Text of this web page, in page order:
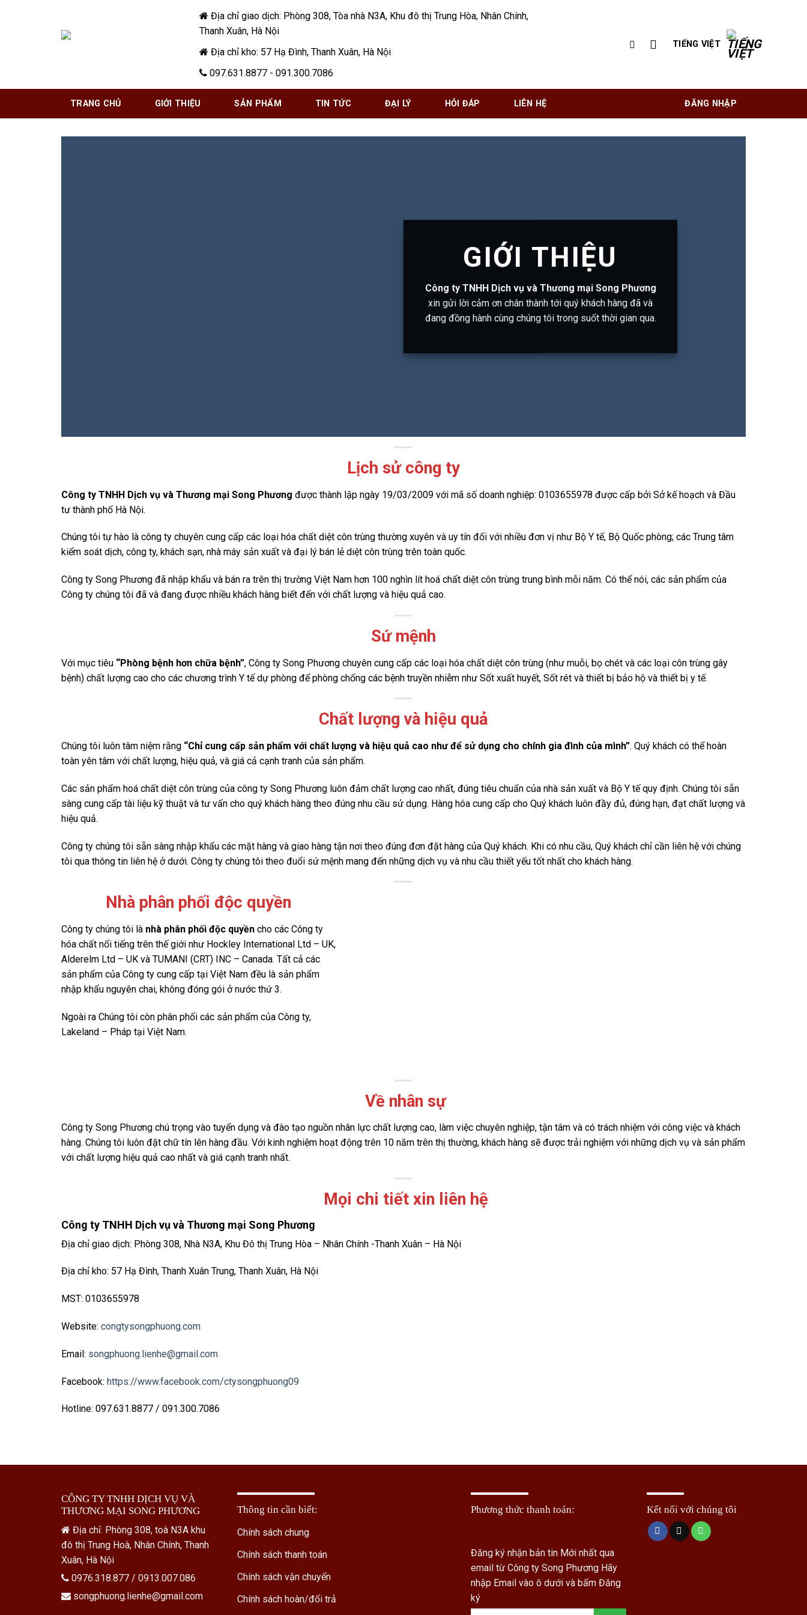
Địa chỉ giao dịch: Phòng 308, Tòa nhà N3A, Khu đô thị Trung Hòa, Nhân Chính,
Thanh Xuân, Hà Nội
Địa chỉ kho: 57 Hạ Đình, Thanh Xuân, Hà Nội
097.631.8877 - 091.300.7086
TIẾNG VIỆT
TRANG CHỦ GIỚI THIỆU SẢN PHẨM TIN TỨC ĐẠI LÝ HỎI ĐÁP LIÊN HỆ ĐĂNG NHẬP
GIỚI THIỆU
Công ty TNHH Dịch vụ và Thương mại Song Phương
xin gửi lời cảm ơn chân thành tới quý khách hàng đã và
đang đồng hành cùng chúng tôi trong suốt thời gian qua.
Lịch sử công ty
Công ty TNHH Dịch vụ và Thương mại Song Phương được thành lập ngày 19/03/2009 với mã số doanh nghiệp: 0103655978 được cấp bởi Sở kế hoạch và Đầu
tư thành phố Hà Nội.
Chúng tôi tự hào là công ty chuyên cung cấp các loại hóa chất diệt côn trùng thường xuyên và uy tín đối với nhiều đơn vị như Bộ Y tế, Bộ Quốc phòng; các Trung tâm
kiểm soát dịch, công ty, khách sạn, nhà máy sản xuất và đại lý bán lẻ diệt côn trùng trên toàn quốc.
Công ty Song Phương đã nhập khẩu và bán ra trên thị trường Việt Nam hơn 100 nghìn lít hoá chất diệt côn trùng trung bình mỗi năm. Có thể nói, các sản phẩm của
Công ty chúng tôi đã và đang được nhiều khách hàng biết đến với chất lượng và hiệu quả cao.
Sứ mệnh
Với mục tiêu “Phòng bệnh hơn chữa bệnh”, Công ty Song Phương chuyên cung cấp các loại hóa chất diệt côn trùng (như muỗi, bọ chét và các loại côn trùng gây
bệnh) chất lượng cao cho các chương trình Y tế dự phòng để phòng chống các bệnh truyền nhiễm như Sốt xuất huyết, Sốt rét và thiết bị bảo hộ và thiết bị y tế.
Chất lượng và hiệu quả
Chúng tôi luôn tâm niệm rằng “Chỉ cung cấp sản phẩm với chất lượng và hiệu quả cao như để sử dụng cho chính gia đình của mình”. Quý khách có thể hoàn
toàn yên tâm với chất lượng, hiệu quả, và giá cả cạnh tranh của sản phẩm.
Các sản phẩm hoá chất diệt côn trùng của công ty Song Phương luôn đảm chất lượng cao nhất, đúng tiêu chuẩn của nhà sản xuất và Bộ Y tế quy định. Chúng tôi sẵn
sàng cung cấp tài liệu kỹ thuật và tư vấn cho quý khách hàng theo đúng nhu cầu sử dụng. Hàng hóa cung cấp cho Quý khách luôn đầy đủ, đúng hạn, đạt chất lượng và
hiệu quả.
Công ty chúng tôi sẵn sàng nhập khẩu các mặt hàng và giao hàng tận nơi theo đúng đơn đặt hàng của Quý khách. Khi có nhu cầu, Quý khách chỉ cần liên hệ với chúng
tôi qua thông tin liên hệ ở dưới. Công ty chúng tôi theo đuổi sứ mệnh mang đến những dịch vụ và nhu cầu thiết yếu tốt nhất cho khách hàng.
Nhà phân phối độc quyền
Công ty chúng tôi là nhà phân phối độc quyền cho các Công ty
hóa chất nổi tiếng trên thế giới như Hockley International Ltd – UK,
Alderelm Ltd – UK và TUMANI (CRT) INC – Canada. Tất cả các
sản phẩm của Công ty cung cấp tại Việt Nam đều là sản phẩm
nhập khẩu nguyên chai, không đóng gói ở nước thứ 3.
Ngoài ra Chúng tôi còn phân phối các sản phẩm của Công ty,
Lakeland – Pháp tại Việt Nam.
Về nhân sự
Công ty Song Phương chú trọng vào tuyển dụng và đào tạo nguồn nhân lực chất lượng cao, làm việc chuyên nghiệp, tận tâm và có trách nhiệm với công việc và khách
hàng. Chúng tôi luôn đặt chữ tín lên hàng đầu. Với kinh nghiệm hoạt động trên 10 năm trên thị thường, khách hàng sẽ được trải nghiệm với những dịch vụ và sản phẩm
với chất lượng hiệu quả cao nhất và giá cạnh tranh nhất.
Mọi chi tiết xin liên hệ
Công ty TNHH Dịch vụ và Thương mại Song Phương
Địa chỉ giao dịch: Phòng 308, Nhà N3A, Khu Đô thị Trung Hòa – Nhân Chính -Thanh Xuân – Hà Nội
Địa chỉ kho: 57 Hạ Đình, Thanh Xuân Trung, Thanh Xuân, Hà Nội
MST: 0103655978
Website: congtysongphuong.com
Email: songphuong.lienhe@gmail.com
Facebook: https://www.facebook.com/ctysongphuong09
Hotline: 097.631.8877 / 091.300.7086
CÔNG TY TNHH DỊCH VỤ VÀ
THƯƠNG MẠI SONG PHƯƠNG
Địa chỉ: Phòng 308, toà N3A khu
đô thị Trung Hoà, Nhân Chính, Thanh
Xuân, Hà Nội
0976.318.877 / 0913.007.086
songphuong.lienhe@gmail.com
Thông tin cần biết:
Chính sách chung
Chính sách thanh toán
Chính sách vận chuyển
Chính sách hoàn/đổi trả
Phương thức thanh toán:
Đăng ký nhận bản tin Mới nhất qua
email từ Công ty Song Phương Hãy
nhập Email vào ô dưới và bấm Đăng
ký
Kết nối với chúng tôi